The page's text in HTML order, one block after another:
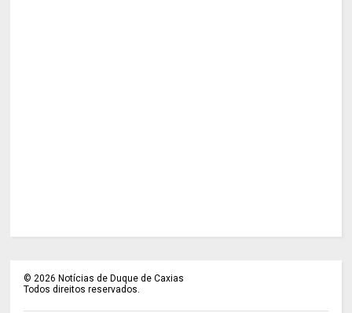
©2026 Notícias de Duque de Caxias
Todos direitos reservados.